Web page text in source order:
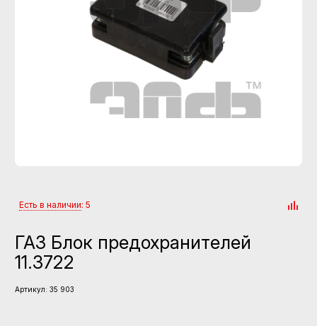
Есть в наличии: 5
ГАЗ Блок предохранителей
11.3722
Артикул: 35 903